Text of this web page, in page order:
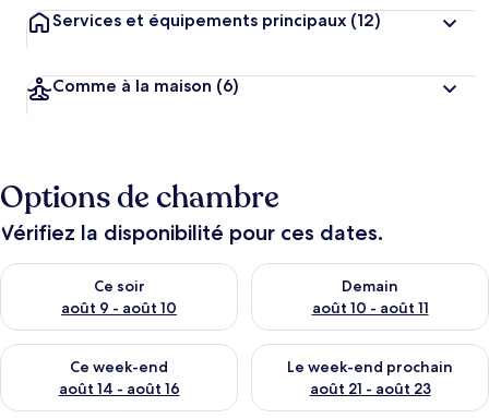
Services et équipements principaux (12)
Comme à la maison (6)
Options de chambre
Vérifiez la disponibilité pour ces dates.
Ce soir
août 9 - août 10
Vérifier la disponibilité pour ce soir août 9 - août 10
Demain
août 10 - août 11
Vérifier la disponibilité pour
Ce week-end
août 14 - août 16
Vérifier la disponibilité pour ce week-end août 14 - août 16
Le week-end prochain
août 21 - août 23
Vérifier la disponibilité pour